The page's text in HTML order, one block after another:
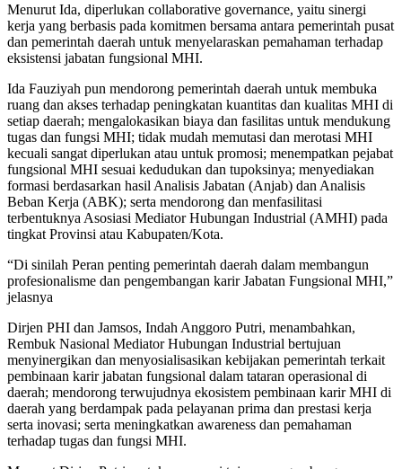
Menurut Ida, diperlukan collaborative governance, yaitu sinergi
kerja yang berbasis pada komitmen bersama antara pemerintah pusat
dan pemerintah daerah untuk menyelaraskan pemahaman terhadap
eksistensi jabatan fungsional MHI.
Ida Fauziyah pun mendorong pemerintah daerah untuk membuka
ruang dan akses terhadap peningkatan kuantitas dan kualitas MHI di
setiap daerah; mengalokasikan biaya dan fasilitas untuk mendukung
tugas dan fungsi MHI; tidak mudah memutasi dan merotasi MHI
kecuali sangat diperlukan atau untuk promosi; menempatkan pejabat
fungsional MHI sesuai kedudukan dan tupoksinya; menyediakan
formasi berdasarkan hasil Analisis Jabatan (Anjab) dan Analisis
Beban Kerja (ABK); serta mendorong dan menfasilitasi
terbentuknya Asosiasi Mediator Hubungan Industrial (AMHI) pada
tingkat Provinsi atau Kabupaten/Kota.
“Di sinilah Peran penting pemerintah daerah dalam membangun
profesionalisme dan pengembangan karir Jabatan Fungsional MHI,”
jelasnya
Dirjen PHI dan Jamsos, Indah Anggoro Putri, menambahkan,
Rembuk Nasional Mediator Hubungan Industrial bertujuan
menyinergikan dan menyosialisasikan kebijakan pemerintah terkait
pembinaan karir jabatan fungsional dalam tataran operasional di
daerah; mendorong terwujudnya ekosistem pembinaan karir MHI di
daerah yang berdampak pada pelayanan prima dan prestasi kerja
serta inovasi; serta meningkatkan awareness dan pemahaman
terhadap tugas dan fungsi MHI.